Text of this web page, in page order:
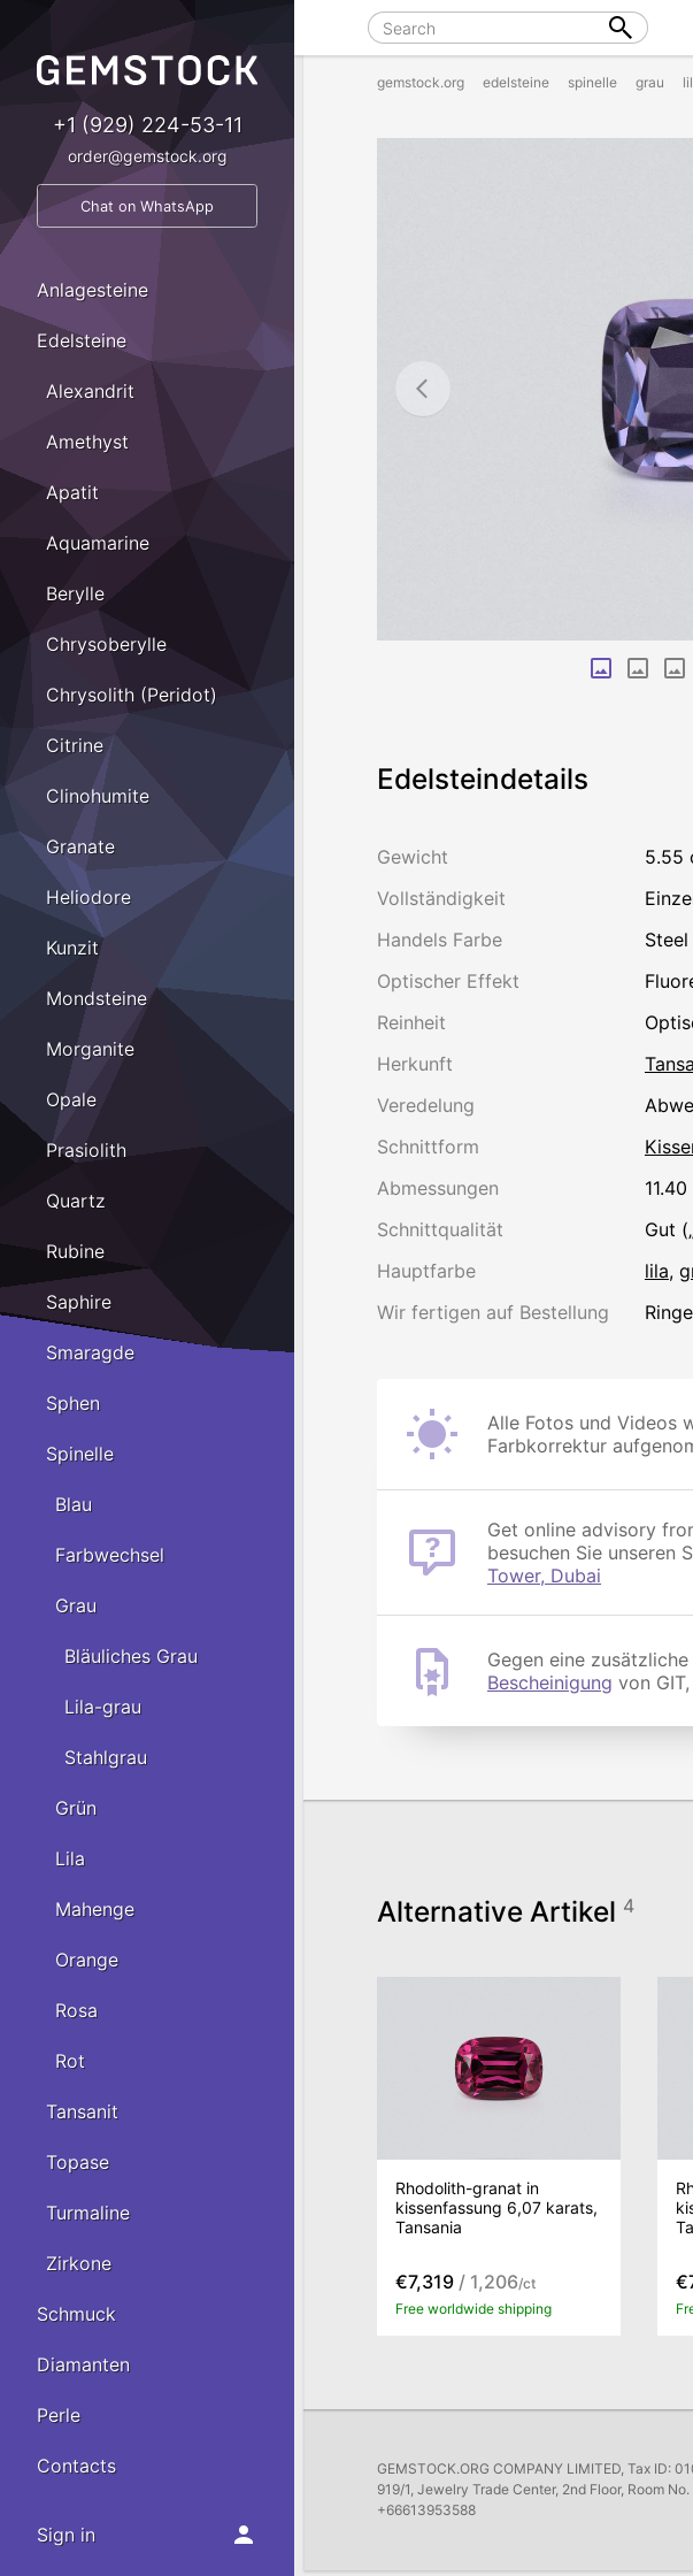
gemstock.org edelsteine spinelle grau
Edelsteindetails
Gewicht
Vollständigkeit
Handels Farbe
Optischer Effekt
Reinheit
Herkunft
Veredelung
Schnittform
Abmessungen
Schnittqualität
Gut
Hauptfarbe
lila,
Wir fertigen auf Bestellung
Alle Fotos und Videos
Farbkorrektur
Get online advisory
besuchen Sie unseren
Tower, Dubai
Gegen eine
Bescheinigung von GIT,
Alternative Artikel 4
Rhodolith-granat in
kissenfassung 6,07 karats,
Tansania
€7,319 / 1,206/ct
Free worldwide shipping
GEMSTOCK.ORG COMPANY LIMITED, Tax ID:
919/1, Jewelry Trade Center, 2nd Floor, Room
+66613953588
+1 (929) 224-53-11
order@gemstock.org
Chat on WhatsApp
Anlagesteine
Edelsteine
Alexandrit
Amethyst
Apatit
Aquamarine
Berylle
Chrysoberylle
Chrysolith (Peridot)
Citrine
Clinohumite
Granate
Heliodore
Kunzit
Mondsteine
Morganite
Opale
Prasiolith
Quartz
Rubine
Saphire
Smaragde
Sphen
Spinelle
Blau
Farbwechsel
Grau
Bläuliches Grau
Lila-grau
Stahlgrau
Grün
Lila
Mahenge
Orange
Rosa
Rot
Tansanit
Topase
Turmaline
Zirkone
Schmuck
Diamanten
Perle
Contacts
Sign in